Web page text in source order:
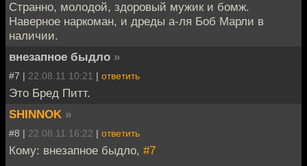
Странно, молодой, здоровый мужик и бомж.
Наверное наркоман, и дреды а-ля Боб Марли в
наличии.
внезапное быдло »
#7 | 22.08.11 10:21 | ответить
Это Бред Питт.
SHINNOK »
#8 | 22.08.11 16:22 | ответить
Кому: внезапное быдло, #7